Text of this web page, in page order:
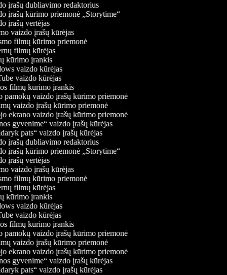
įrašų dubliavimo redaktorius
įrašų kūrimo priemonė „Storytime“
įrašų vertėjas
vaizdo įrašų kūrėjas
filmų kūrimo priemonė
filmų kūrėjas
kūrimo įrankis
vaizdo kūrėjas
vaizdo kūrėjas
filmų kūrimo įrankis
vaizdo įrašų kūrimo priemonė
vaizdo įrašų kūrimo priemonė
ekrano vaizdo įrašų kūrimo priemonė
gyvenime“ vaizdo įrašų kūrėjas
pats“ vaizdo įrašų kūrėjas
įrašų dubliavimo redaktorius
įrašų kūrimo priemonė „Storytime“
įrašų vertėjas
vaizdo įrašų kūrėjas
filmų kūrimo priemonė
filmų kūrėjas
kūrimo įrankis
vaizdo kūrėjas
vaizdo kūrėjas
filmų kūrimo įrankis
vaizdo įrašų kūrimo priemonė
vaizdo įrašų kūrimo priemonė
ekrano vaizdo įrašų kūrimo priemonė
gyvenime“ vaizdo įrašų kūrėjas
pats“ vaizdo įrašų kūrėjas